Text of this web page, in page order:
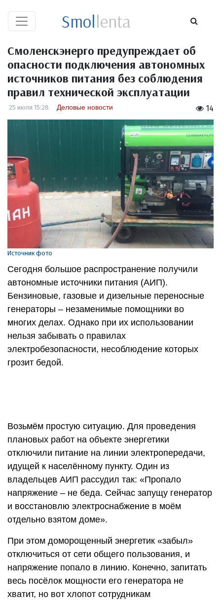
Smollenta
Смоленскэнерго предупреждает об
опасности подключения автономных
источников питания без соблюдения
правил технической эксплуатации
14
25 июля 15:28 Деловые новости
Источник фото
Сегодня большое распространение получили
автономные источники питания (АИП).
Бензиновые, газовые и дизельные переносные
генераторы – незаменимые помощники во
многих делах. Однако при их использовании
нельзя забывать о правилах
электробезопасности, несоблюдение которых
грозит бедой.
Возьмём простую ситуацию. Для проведения
плановых работ на объекте энергетики
отключили питание на линии электропередачи,
идущей к населённому пункту. Один из
владельцев АИП рассудил так: «Пропало
напряжение ­– не беда. Сейчас запущу генератор
и восстановлю электроснабжение в моём
отдельно взятом доме».
При этом доморощенный энергетик «забыл»
отключиться от сети общего пользования, и
напряжение попало в линию. Конечно, запитать
весь посёлок мощности его генератора не
хватит, но вот хлопот сотрудникам